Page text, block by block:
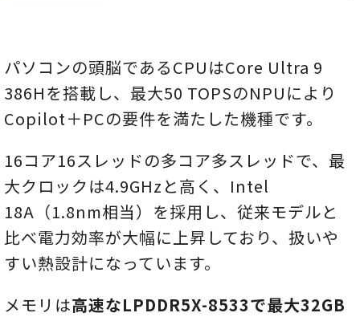
パソコンの頭脳であるCPUはCore Ultra 9
386Hを搭載し、最大50 TOPSのNPUにより
Copilot＋PCの要件を満たした機種です。
16コア16スレッドの多コア多スレッドで、最
大クロックは4.9GHzと高く、Intel
18A（1.8nm相当）を採用し、従来モデルと
比べ電力効率が大幅に上昇しており、扱いや
すい熱設計になっています。
メモリは高速なLPDDR5X-8533で最大32GB